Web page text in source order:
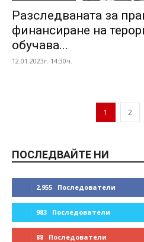
Разследваната за
финансиране на
обучава...
12.01.2023г. 14:30ч.
1 2
ПОСЛЕДВАЙТЕ НИ
2,955 Последователи
983 Последователи
88 Последователи